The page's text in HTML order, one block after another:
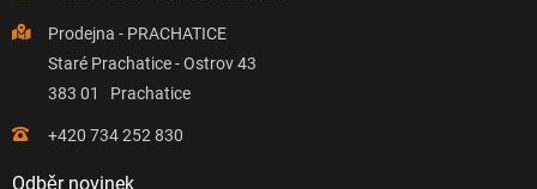
Prodejna - PRACHATICE
Staré Prachatice - Ostrov 43
383 01 Prachatice
+420 734 252 830
Odběr novinek